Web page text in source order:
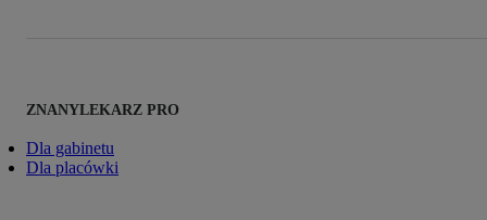
ZNANYLEKARZ PRO
Dla gabinetu
Dla placówki